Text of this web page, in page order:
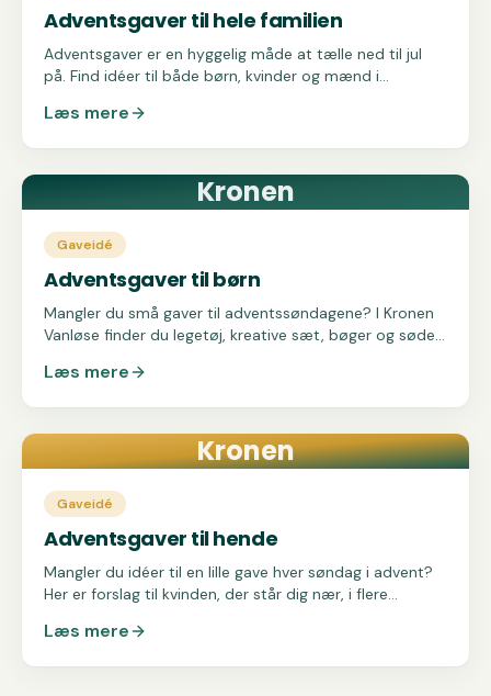
Adventsgaver til hele familien
Adventsgaver er en hyggelig måde at tælle ned til jul
på. Find idéer til både børn, kvinder og mænd i
Læs mere
Kronen
Gaveidé
Adventsgaver til børn
Mangler du små gaver til adventssøndagene? I Kronen
Vanløse finder du legetøj, kreative sæt, bøger og søde
Læs mere
Kronen
Gaveidé
Adventsgaver til hende
Mangler du idéer til en lille gave hver søndag i advent?
Her er forslag til kvinden, der står dig nær, i flere
Læs mere